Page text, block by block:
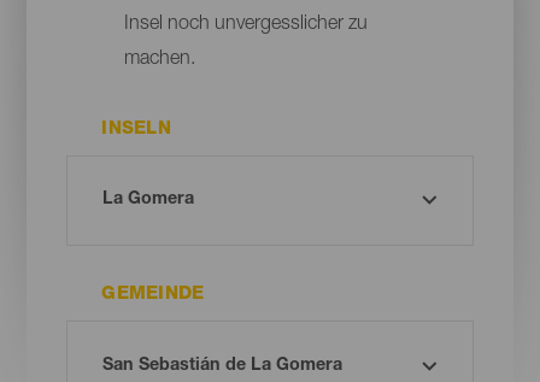
Insel noch unvergesslicher zu
machen.
INSELN
GEMEINDE